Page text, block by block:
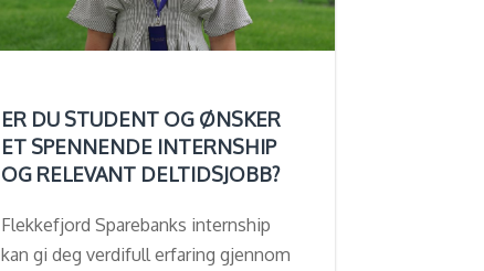
ER DU STUDENT OG ØNSKER
ET SPENNENDE INTERNSHIP
OG RELEVANT DELTIDSJOBB?
Flekkefjord Sparebanks internship
kan gi deg verdifull erfaring gjennom